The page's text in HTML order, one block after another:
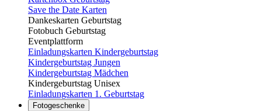
Save the Date Karten
Dankeskarten Geburtstag
Fotobuch Geburtstag
Eventplattform
Einladungskarten Kindergeburtstag
Kindergeburtstag Jungen
Kindergeburtstag Mädchen
Kindergeburtstag Unisex
Einladungskarten 1. Geburtstag
Fotogeschenke